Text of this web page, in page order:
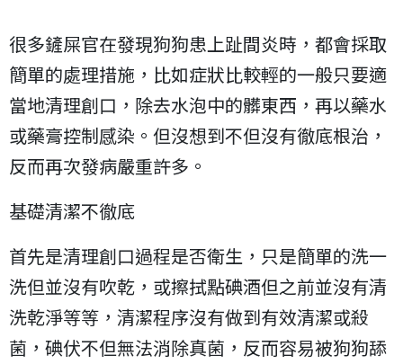
很多鏟屎官在發現狗狗患上趾間炎時，都會採取
簡單的處理措施，比如症狀比較輕的一般只要適
當地清理創口，除去水泡中的髒東西，再以藥水
或藥膏控制感染。但沒想到不但沒有徹底根治，
反而再次發病嚴重許多。
基礎清潔不徹底
首先是清理創口過程是否衛生，只是簡單的洗一
洗但並沒有吹乾，或擦拭點碘酒但之前並沒有清
洗乾淨等等，清潔程序沒有做到有效清潔或殺
菌，碘伏不但無法消除真菌，反而容易被狗狗舔